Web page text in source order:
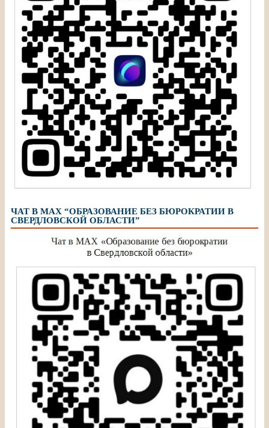
ЧАТ В МАХ “ОБРАЗОВАНИЕ БЕЗ БЮРОКРАТИИ В
СВЕРДЛОВСКОЙ ОБЛАСТИ”